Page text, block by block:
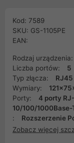
Kod: 7589
SKU: GS-1105PE
EAN:
Rodzaj urządzenia:
Liczba portów:
5
Typ złącza:
RJ45
Wymiary:
Porty:
4 porty
10/100/1000Base-
:
Rozszerzenie
Zobacz więcej